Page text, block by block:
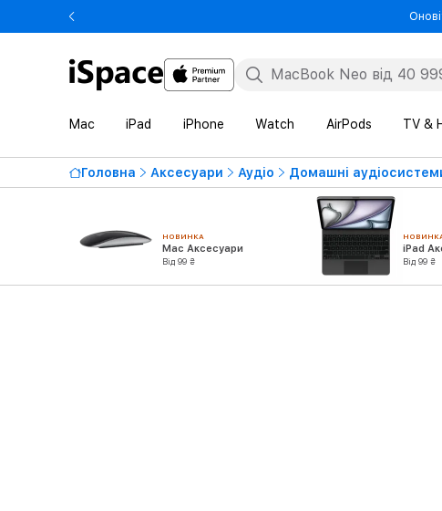
Mac iPad iPhone Watch AirPods TV &
Головна Аксесуари Аудіо Домашні
НОВИНКА
Mac Аксесуари
Від 99 ₴
iPad
Від 99 ₴